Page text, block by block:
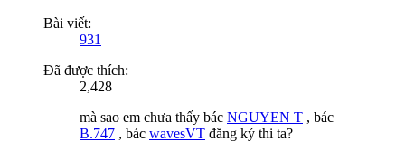
Bài viết:
931
Đã được thích:
2,428
mà sao em chưa thấy bác NGUYEN T , bác
B.747 , bác wavesVT đăng ký thi ta?